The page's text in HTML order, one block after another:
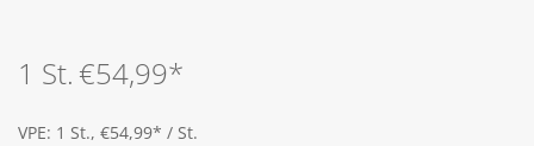
1 St. €54,99*
VPE: 1 St., €54,99* / St.